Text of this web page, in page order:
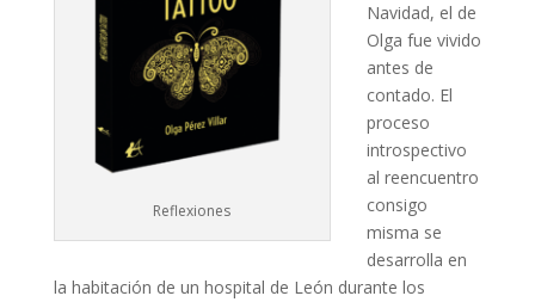
Reflexiones
Navidad, el de
Olga fue vivido
antes de
contado. El
proceso
introspectivo
al reencuentro
consigo
misma se
desarrolla en
la habitación de un hospital de León durante los